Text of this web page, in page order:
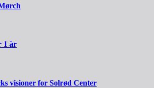
1 år
visioner for Solrød Center